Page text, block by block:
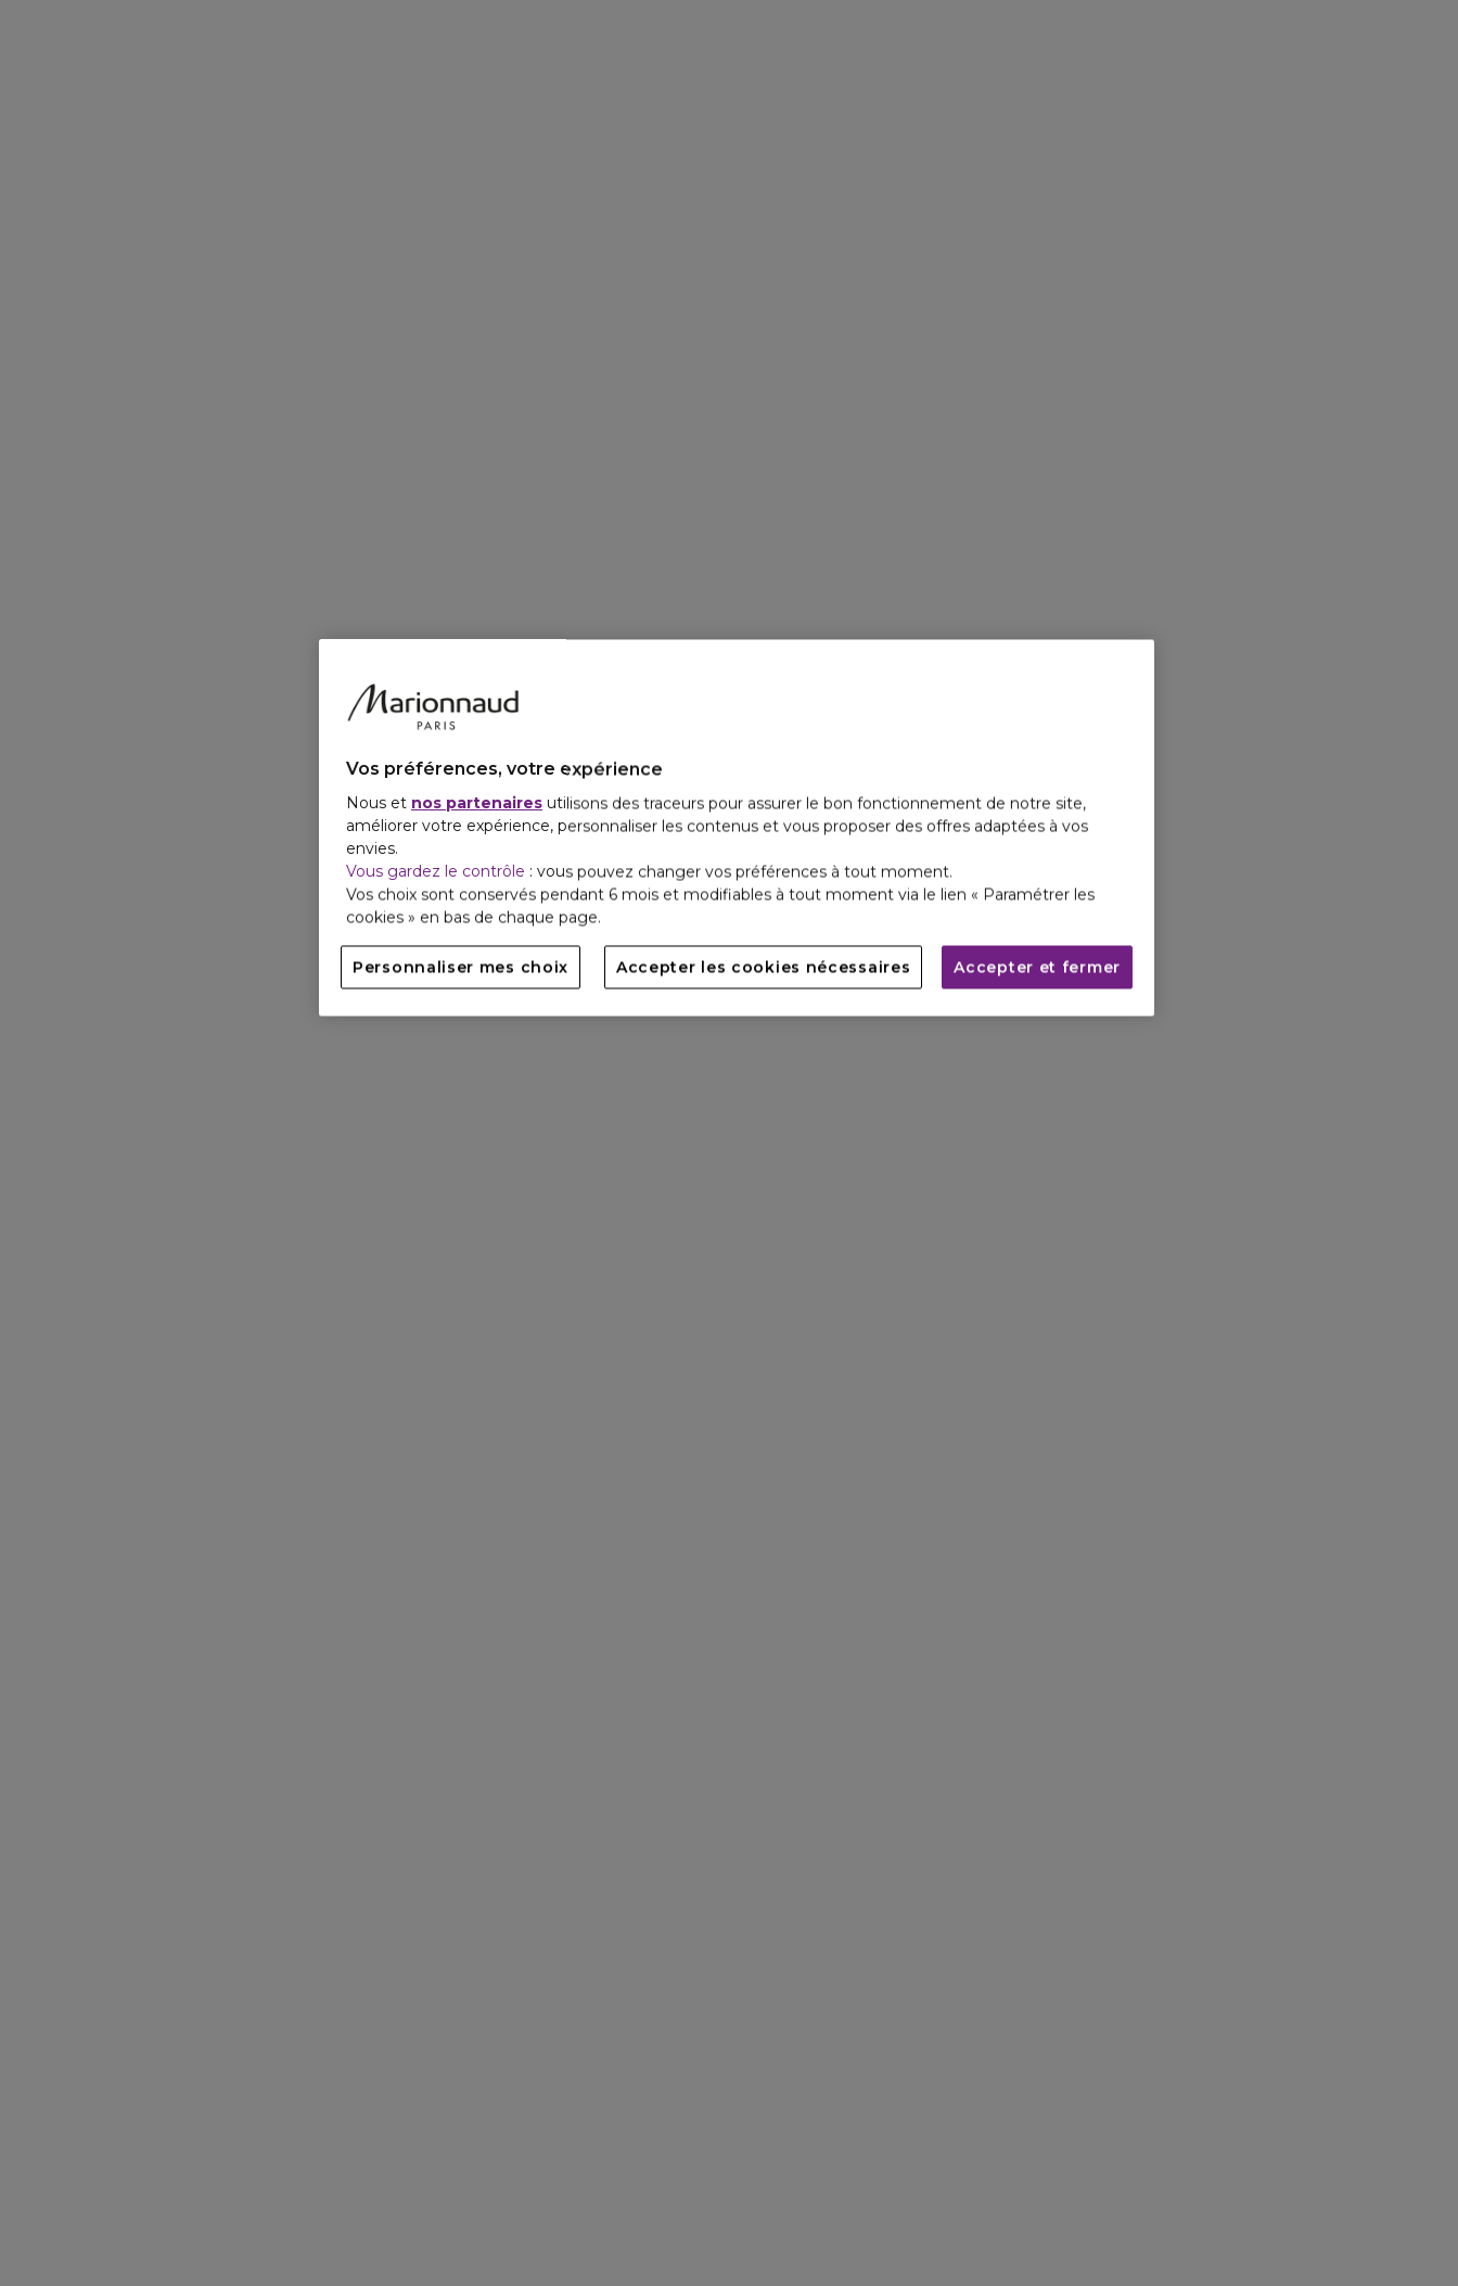
Vos préférences, votre expérience
Nous et nos partenaires utilisons des traceurs pour assurer le bon fonctionnement de notre site,
améliorer votre expérience, personnaliser les contenus et vous proposer des offres adaptées à vos
envies.
Vous gardez le contrôle : vous pouvez changer vos préférences à tout moment.
Vos choix sont conservés pendant 6 mois et modifiables à tout moment via le lien « Paramétrer les
cookies » en bas de chaque page.
Personnaliser mes choix Accepter les cookies nécessaires Accepter et fermer